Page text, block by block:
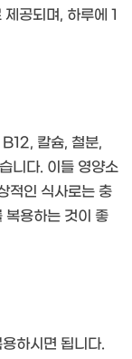
공되며, 하루에 1
칼슘, 철분,
니다. 이들 영양소
적인 식사로는 충
복용하는 것이 좋
하시면 됩니다.